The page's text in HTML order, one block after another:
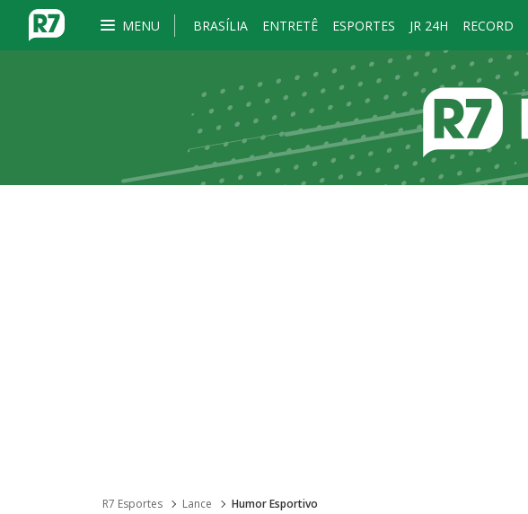
MENU BRASÍLIA ENTRETÊ ESPORTES JR 24H RECORD
R7 Esportes Lance Humor Esportivo